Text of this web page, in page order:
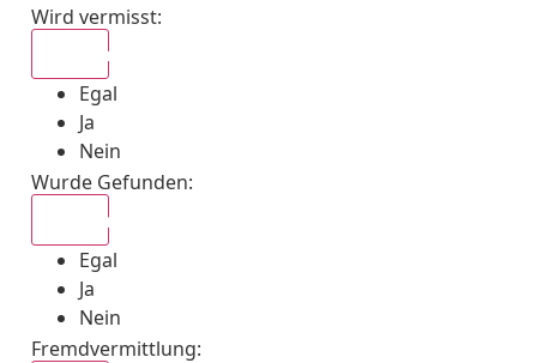
Wird vermisst:
Egal
Ja
Nein
Wurde Gefunden:
Egal
Ja
Nein
Fremdvermittlung: